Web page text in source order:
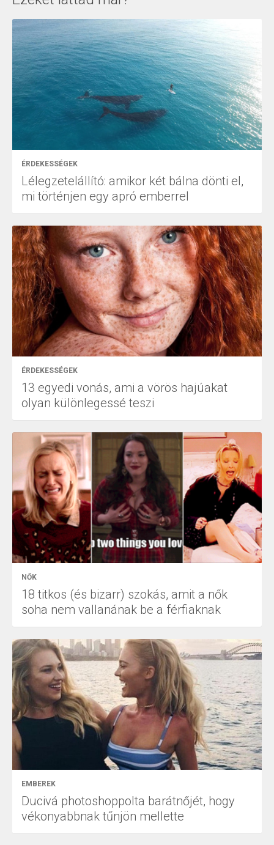
ÉRDEKESSÉGEK
Lélegzetelállító: amikor két bálna dönti el,
mi történjen egy apró emberrel
ÉRDEKESSÉGEK
13 egyedi vonás, ami a vörös hajúakat
olyan különlegessé teszi
NŐK
18 titkos (és bizarr) szokás, amit a nők
soha nem vallanának be a férfiaknak
EMBEREK
Ducivá photoshoppolta barátnőjét, hogy
vékonyabbnak tűnjön mellette